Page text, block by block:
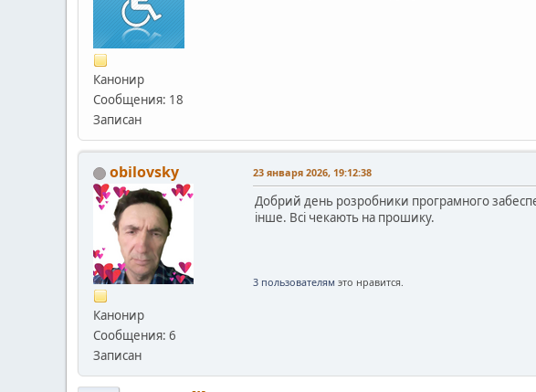
Канонир
Сообщения: 18
Записан
obilovsky
Канонир
Сообщения: 6
Записан
23 января 2026, 19:12:38
Добрий день розробники програмного
інше. Всі чекають на прошику.
3 пользователям это нравится.